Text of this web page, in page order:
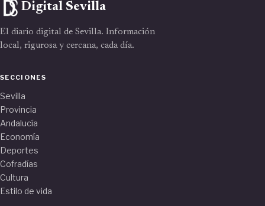
Digital Sevilla
El diario digital de Sevilla. Información
local, rigurosa y cercana, cada día.
SECCIONES
Sevilla
Provincia
Andalucía
Economía
Deportes
Cofradías
Cultura
Estilo de vida